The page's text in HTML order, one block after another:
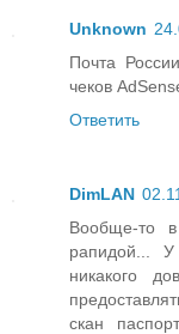
Unknown
Почта
чеков
Ответить
DimLAN
Вообще-то
рапидой...
никакого
скан